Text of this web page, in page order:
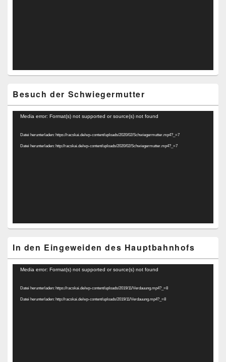
Besuch der Schwiegermutter
Video-
Media error: Format(s) not supported or source(s) not found
Datei herunterladen: https://racskai.de/wp-content/uploads/2020/02/Schwiegermutter.mp4?_=7
Datei herunterladen: http://racskai.de/wp-content/uploads/2020/02/Schwiegermutter.mp4?_=7
In den Eingeweiden des Hauptbahnhofs
Video-
Media error: Format(s) not supported or source(s) not found
Datei herunterladen: https://racskai.de/wp-content/uploads/2019/11/Verdauung.mp4?_=8
Datei herunterladen: http://racskai.de/wp-content/uploads/2019/11/Verdauung.mp4?_=8